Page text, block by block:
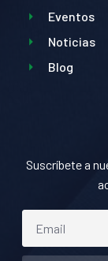
Eventos
Noticias
Blog
Suscríbete a